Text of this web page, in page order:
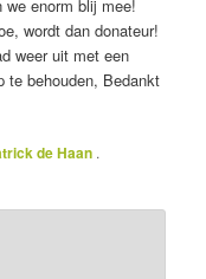
enorm blij mee!
wordt dan donateur!
weer uit met een
te behouden, Bedankt
de Haan .